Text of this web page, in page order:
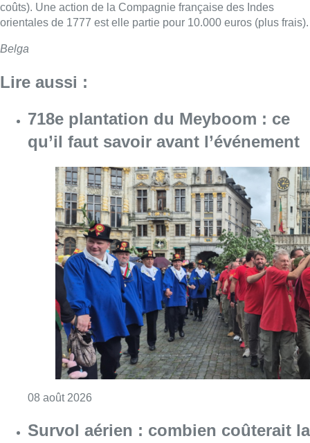
coûts). Une action de la Compagnie française des Indes
orientales de 1777 est elle partie pour 10.000 euros (plus frais).
Belga
Lire aussi :
718e plantation du Meyboom : ce
qu’il faut savoir avant l’événement
08 août 2026
Survol aérien : combien coûterait la